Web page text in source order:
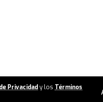
Privacidad y los Términos